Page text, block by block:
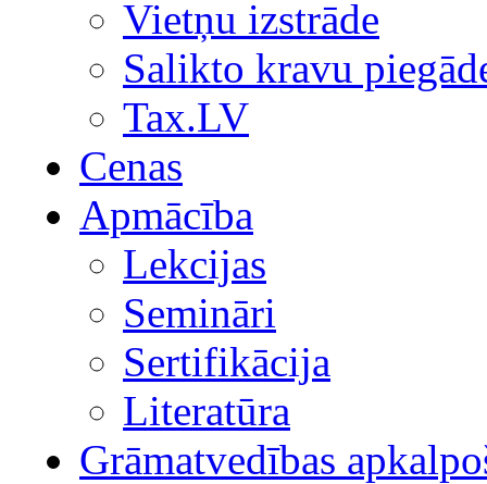
Vietņu izstrāde
Salikto kravu
Tax.LV
Cenas
Apmācība
Lekcijas
Semināri
Sertifikācija
Literatūra
Grāmatvedības